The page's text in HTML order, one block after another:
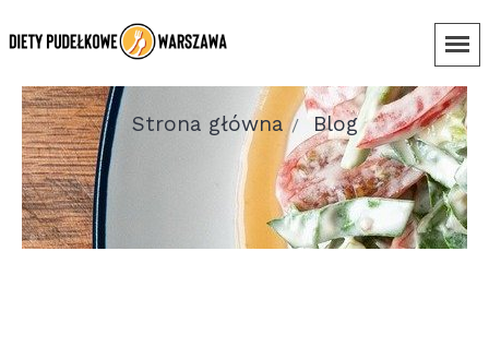
Strona główna Blog